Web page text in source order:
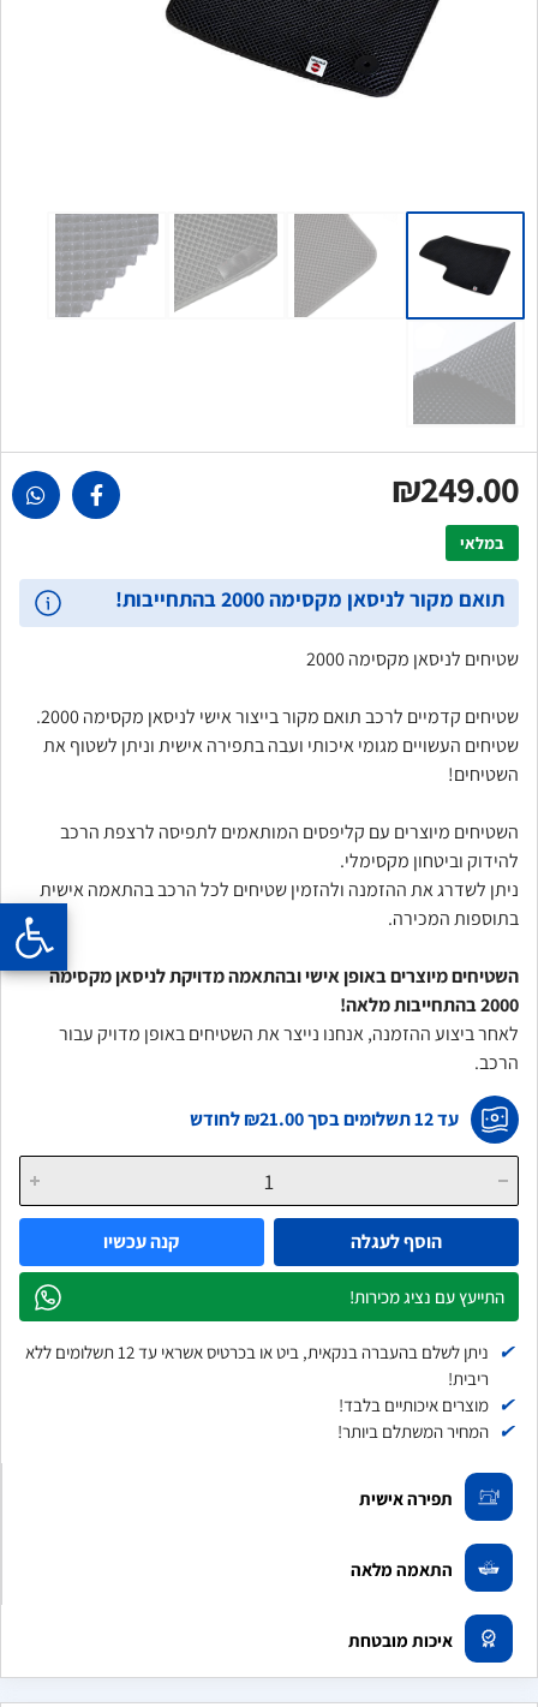
₪249.00
במלאי
תואם מקור לניסאן מקסימה 2000 בהתחייבות!
שטיחים לניסאן מקסימה 2000
שטיחים קדמיים לרכב תואם מקור בייצור אישי לניסאן מקסימה 2000.
שטיחים העשויים מגומי איכותי ועבה בתפירה אישית וניתן לשטוף את
השטיחים!
השטיחים מיוצרים עם קליפסים המותאמים לתפיסה לרצפת הרכב
להידוק וביטחון מקסימלי.
ניתן לשדרג את ההזמנה ולהזמין שטיחים לכל הרכב בהתאמה אישית
בתוספות המכירה.
השטיחים מיוצרים באופן אישי ובהתאמה מדויקת לניסאן מקסימה
2000 בהתחייבות מלאה!
לאחר ביצוע ההזמנה, אנחנו נייצר את השטיחים באופן מדויק עבור
הרכב.
עד 12 תשלומים בסך ₪21.00לחודש
הוסף לעגלה קנה עכשיו
התייעץ עם נציג מכירות!
✔
ניתן לשלם בהעברה בנקאית, ביט או בכרטיס אשראי עד 12 תשלומים ללא
ריבית!
✔ מוצרים איכותיים בלבד!
✔ המחיר המשתלם ביותר!
תפירה אישית
התאמה מלאה
איכות מובטחת